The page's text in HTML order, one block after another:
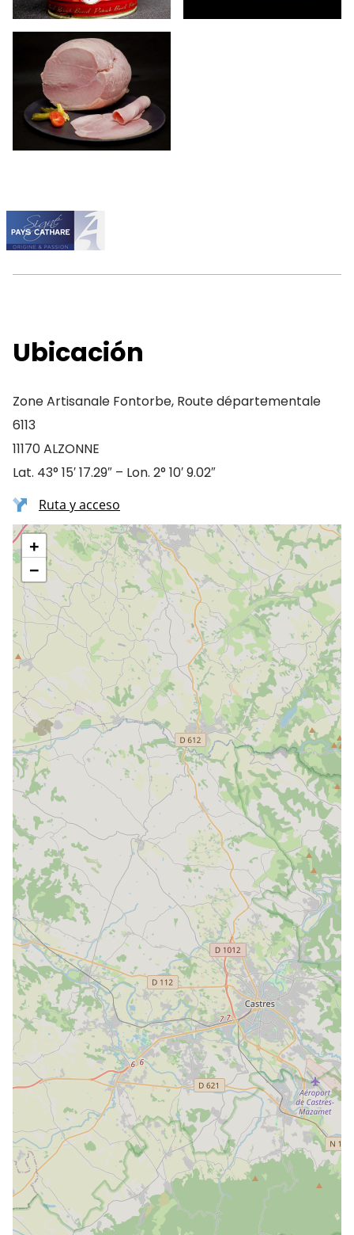
Ubicación
Zone Artisanale Fontorbe, Route départementale
6113
11170 ALZONNE
Lat. 43° 15′ 17.29″ – Lon. 2° 10′ 9.02″
Ruta y acceso
+
−